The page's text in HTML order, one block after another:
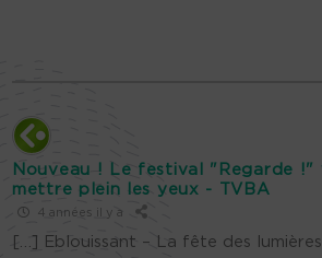
Nouveau ! Le festival "Regarde !"
mettre plein les yeux - TVBA
4 années il y a
[…] Eblouissant – La fête des lumières